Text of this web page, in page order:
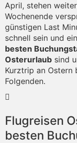
April, stehen
Wochenende
günstigen Last
schnell sein und
besten
Osterurlaub sind
Kurztrip an Ostern
Folgenden.
Flugreisen
besten